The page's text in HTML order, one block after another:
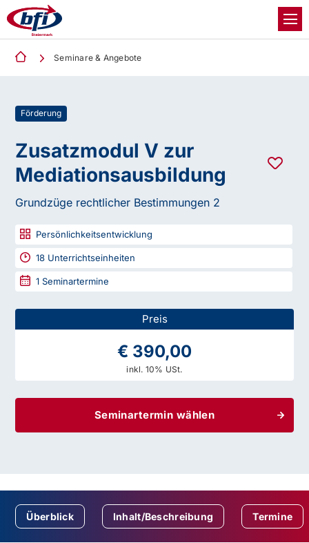
Seminare & Angebote
Förderung
Zusatzmodul V zur
Mediationsausbildung
Grundzüge rechtlicher Bestimmungen 2
Persönlichkeitsentwicklung
18 Unterrichtseinheiten
1 Seminartermine
Preis
€ 390,00
inkl. 10% USt.
Seminartermin wählen
Überblick Inhalt/Beschreibung Termine